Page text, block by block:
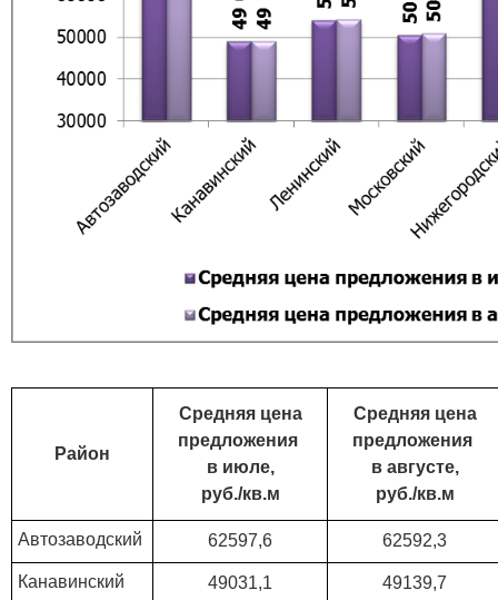
Район
Средняя цена
предложения
в июле,
руб./кв.м
Средняя цена
предложения
в августе,
руб./кв.м
Автозаводский 62597,6 62592,3
Канавинский 49031,1 49139,7